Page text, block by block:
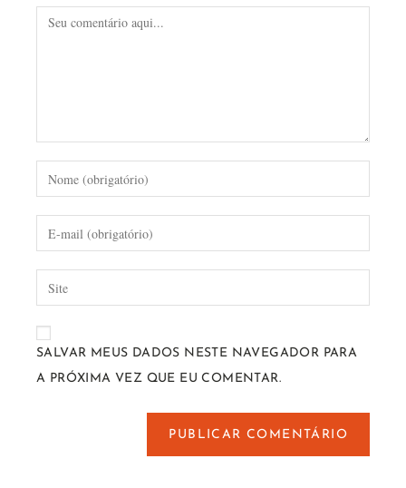
SALVAR MEUS DADOS NESTE NAVEGADOR PARA
A PRÓXIMA VEZ QUE EU COMENTAR.